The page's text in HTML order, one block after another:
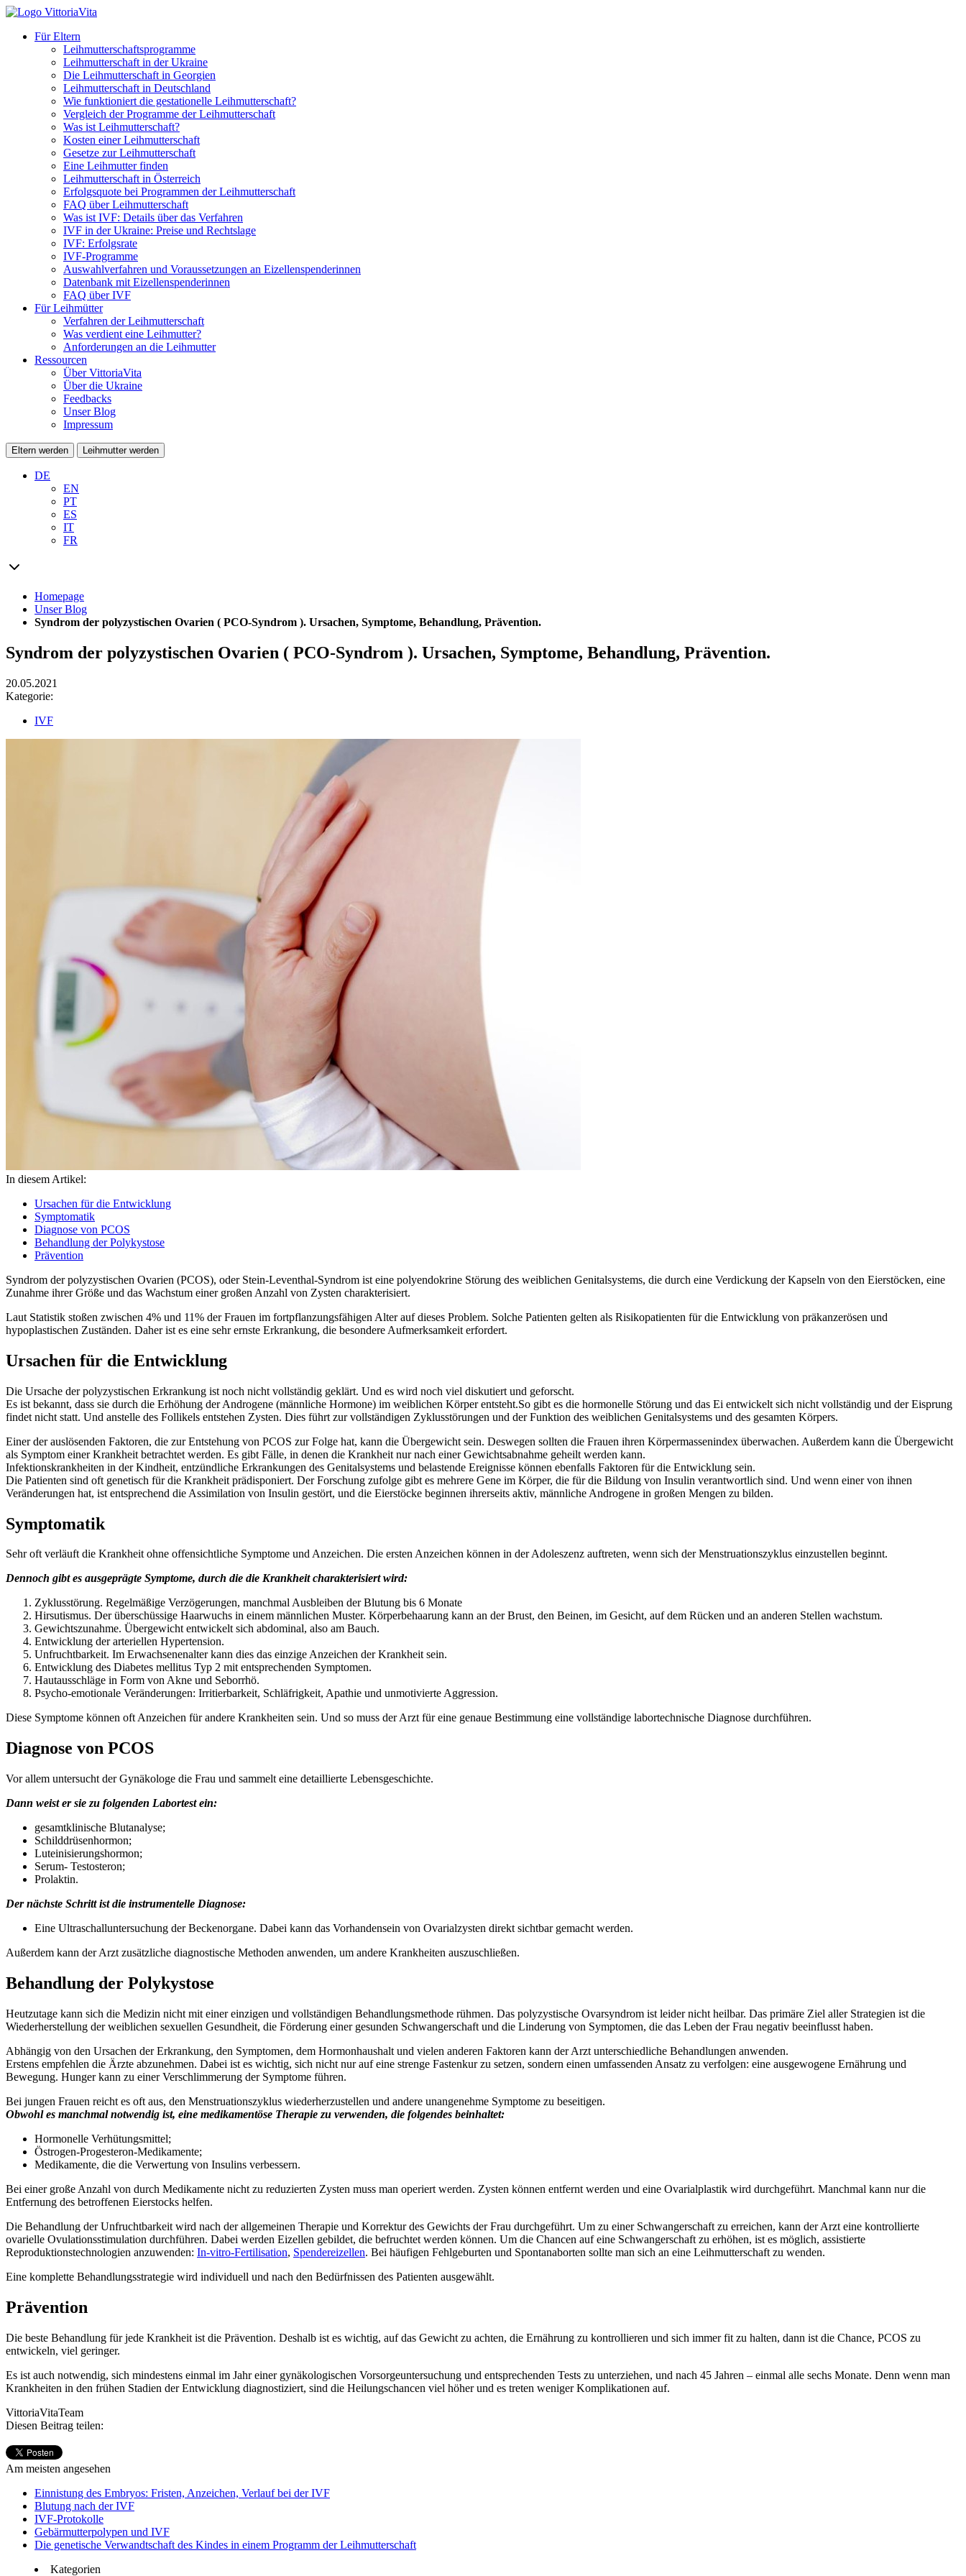
Für Eltern
Leihmutterschaftsprogramme
Leihmutterschaft in der Ukraine
Die Leihmutterschaft in Georgien
Leihmutterschaft in Deutschland
Wie funktioniert die gestationelle Leihmutterschaft?
Vergleich der Programme der Leihmutterschaft
Was ist Leihmutterschaft?
Kosten einer Leihmutterschaft
Gesetze zur Leihmutterschaft
Eine Leihmutter finden
Leihmutterschaft in Österreich
Erfolgsquote bei Programmen der Leihmutterschaft
FAQ über Leihmutterschaft
Was ist IVF: Details über das Verfahren
IVF in der Ukraine: Preise und Rechtslage
IVF: Erfolgsrate
IVF-Programme
Auswahlverfahren und Voraussetzungen an Eizellenspenderinnen
Datenbank mit Eizellenspenderinnen
FAQ über IVF
Für Leihmütter
Verfahren der Leihmutterschaft
Was verdient eine Leihmutter?
Anforderungen an die Leihmutter
Ressourcen
Über VittoriaVita
Über die Ukraine
Feedbacks
Unser Blog
Impressum
Eltern werden Leihmutter werden
DE
EN
PT
ES
IT
FR
Homepage
Unser Blog
Syndrom der polyzystischen Ovarien ( PCO-Syndrom ). Ursachen, Symptome, Behandlung, Prävention.
Syndrom der polyzystischen Ovarien ( PCO-Syndrom ). Ursachen, Symptome, Behandlung, Prävention.
20.05.2021
Kategorie:
IVF
In diesem Artikel:
Ursachen für die Entwicklung
Symptomatik
Diagnose von PCOS
Behandlung der Polykystose
Prävention
Syndrom der polyzystischen Ovarien (PCOS), oder Stein-Leventhal-Syndrom ist eine polyendokrine Störung des weiblichen Genitalsystems, die durch eine Verdickung der Kapseln von den Eierstöcken, eine
Zunahme ihrer Größe und das Wachstum einer großen Anzahl von Zysten charakterisiert.
Laut Statistik stoßen zwischen 4% und 11% der Frauen im fortpflanzungsfähigen Alter auf dieses Problem. Solche Patienten gelten als Risikopatienten für die Entwicklung von präkanzerösen und
hypoplastischen Zuständen. Daher ist es eine sehr ernste Erkrankung, die besondere Aufmerksamkeit erfordert.
Ursachen für die Entwicklung
Die Ursache der polyzystischen Erkrankung ist noch nicht vollständig geklärt. Und es wird noch viel diskutiert und geforscht.
Es ist bekannt, dass sie durch die Erhöhung der Androgene (männliche Hormone) im weiblichen Körper entsteht.So gibt es die hormonelle Störung und das Ei entwickelt sich nicht vollständig und der Eisprung
findet nicht statt. Und anstelle des Follikels entstehen Zysten. Dies führt zur vollständigen Zyklusstörungen und der Funktion des weiblichen Genitalsystems und des gesamten Körpers.
Einer der auslösenden Faktoren, die zur Entstehung von PCOS zur Folge hat, kann die Übergewicht sein. Deswegen sollten die Frauen ihren Körpermassenindex überwachen. Außerdem kann die Übergewicht
als Symptom einer Krankheit betrachtet werden. Es gibt Fälle, in denen die Krankheit nur nach einer Gewichtsabnahme geheilt werden kann.
Infektionskrankheiten in der Kindheit, entzündliche Erkrankungen des Genitalsystems und belastende Ereignisse können ebenfalls Faktoren für die Entwicklung sein.
Die Patienten sind oft genetisch für die Krankheit prädisponiert. Der Forschung zufolge gibt es mehrere Gene im Körper, die für die Bildung von Insulin verantwortlich sind. Und wenn einer von ihnen
Veränderungen hat, ist entsprechend die Assimilation von Insulin gestört, und die Eierstöcke beginnen ihrerseits aktiv, männliche Androgene in großen Mengen zu bilden.
Symptomatik
Sehr oft verläuft die Krankheit ohne offensichtliche Symptome und Anzeichen. Die ersten Anzeichen können in der Adoleszenz auftreten, wenn sich der Menstruationszyklus einzustellen beginnt.
Dennoch gibt es ausgeprägte Symptome, durch die die Krankheit charakterisiert wird:
Zyklusstörung. Regelmäßige Verzögerungen, manchmal Ausbleiben der Blutung bis 6 Monate
Hirsutismus. Der überschüssige Haarwuchs in einem männlichen Muster. Körperbehaarung kann an der Brust, den Beinen, im Gesicht, auf dem Rücken und an anderen Stellen wachstum.
Gewichtszunahme. Übergewicht entwickelt sich abdominal, also am Bauch.
Entwicklung der arteriellen Hypertension.
Unfruchtbarkeit. Im Erwachsenenalter kann dies das einzige Anzeichen der Krankheit sein.
Entwicklung des Diabetes mellitus Typ 2 mit entsprechenden Symptomen.
Hautausschläge in Form von Akne und Seborrhö.
Psycho-emotionale Veränderungen: Irritierbarkeit, Schläfrigkeit, Apathie und unmotivierte Aggression.
Diese Symptome können oft Anzeichen für andere Krankheiten sein. Und so muss der Arzt für eine genaue Bestimmung eine vollständige labortechnische Diagnose durchführen.
Diagnose von PCOS
Vor allem untersucht der Gynäkologe die Frau und sammelt eine detaillierte Lebensgeschichte.
Dann weist er sie zu folgenden Labortest ein:
gesamtklinische Blutanalyse;
Schilddrüsenhormon;
Luteinisierungshormon;
Serum- Testosteron;
Prolaktin.
Der nächste Schritt ist die instrumentelle Diagnose:
Eine Ultraschalluntersuchung der Beckenorgane. Dabei kann das Vorhandensein von Ovarialzysten direkt sichtbar gemacht werden.
Außerdem kann der Arzt zusätzliche diagnostische Methoden anwenden, um andere Krankheiten auszuschließen.
Behandlung der Polykystose
Heutzutage kann sich die Medizin nicht mit einer einzigen und vollständigen Behandlungsmethode rühmen. Das polyzystische Ovarsyndrom ist leider nicht heilbar. Das primäre Ziel aller Strategien ist die
Wiederherstellung der weiblichen sexuellen Gesundheit, die Förderung einer gesunden Schwangerschaft und die Linderung von Symptomen, die das Leben der Frau negativ beeinflusst haben.
Abhängig von den Ursachen der Erkrankung, den Symptomen, dem Hormonhaushalt und vielen anderen Faktoren kann der Arzt unterschiedliche Behandlungen anwenden.
Erstens empfehlen die Ärzte abzunehmen. Dabei ist es wichtig, sich nicht nur auf eine strenge Fastenkur zu setzen, sondern einen umfassenden Ansatz zu verfolgen: eine ausgewogene Ernährung und
Bewegung. Hunger kann zu einer Verschlimmerung der Symptome führen.
Bei jungen Frauen reicht es oft aus, den Menstruationszyklus wiederherzustellen und andere unangenehme Symptome zu beseitigen.
Obwohl es manchmal notwendig ist, eine medikamentöse Therapie zu verwenden, die folgendes beinhaltet:
Hormonelle Verhütungsmittel;
Östrogen-Progesteron-Medikamente;
Medikamente, die die Verwertung von Insulins verbessern.
Bei einer große Anzahl von durch Medikamente nicht zu reduzierten Zysten muss man operiert werden. Zysten können entfernt werden und eine Ovarialplastik wird durchgeführt. Manchmal kann nur die
Entfernung des betroffenen Eierstocks helfen.
Die Behandlung der Unfruchtbarkeit wird nach der allgemeinen Therapie und Korrektur des Gewichts der Frau durchgeführt. Um zu einer Schwangerschaft zu erreichen, kann der Arzt eine kontrollierte
ovarielle Ovulationsstimulation durchführen. Dabei werden Eizellen gebildet, die befruchtet werden können. Um die Chancen auf eine Schwangerschaft zu erhöhen, ist es möglich, assistierte
Reproduktionstechnologien anzuwenden: In-vitro-Fertilisation, Spendereizellen. Bei häufigen Fehlgeburten und Spontanaborten sollte man sich an eine Leihmutterschaft zu wenden.
Eine komplette Behandlungsstrategie wird individuell und nach den Bedürfnissen des Patienten ausgewählt.
Prävention
Die beste Behandlung für jede Krankheit ist die Prävention. Deshalb ist es wichtig, auf das Gewicht zu achten, die Ernährung zu kontrollieren und sich immer fit zu halten, dann ist die Chance, PCOS zu
entwickeln, viel geringer.
Es ist auch notwendig, sich mindestens einmal im Jahr einer gynäkologischen Vorsorgeuntersuchung und entsprechenden Tests zu unterziehen, und nach 45 Jahren – einmal alle sechs Monate. Denn wenn man
Krankheiten in den frühen Stadien der Entwicklung diagnostiziert, sind die Heilungschancen viel höher und es treten weniger Komplikationen auf.
VittoriaVitaTeam
Diesen Beitrag teilen:
Am meisten angesehen
Einnistung des Embryos: Fristen, Anzeichen, Verlauf bei der IVF
Blutung nach der IVF
IVF-Protokolle
Gebärmutterpolypen und IVF
Die genetische Verwandtschaft des Kindes in einem Programm der Leihmutterschaft
Kategorien